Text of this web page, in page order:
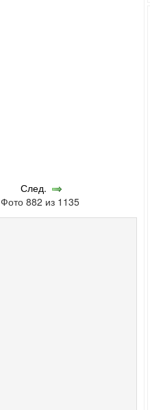
След.
Фото 882 из 1135